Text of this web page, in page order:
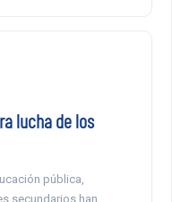
lucha de los
pública,
secundarios han